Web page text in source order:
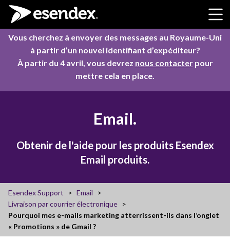
Skip to content
Vous cherchez à envoyer des messages au Royaume-Uni
à partir d’un nouvel identifiant d’expéditeur?
À partir du 4 avril, vous devrez nous contacterpour
mettre cela en place.
Email.
Obtenir de l'aide pour les produits Esendex
Email produits.
Esendex Support
Email
Livraison par courrier électronique
Pourquoi mes e-mails marketing atterrissent-ils dans l’onglet
« Promotions » de Gmail ?